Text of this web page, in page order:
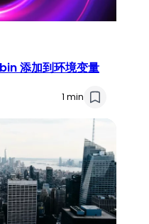
添加到环境变量
1 min